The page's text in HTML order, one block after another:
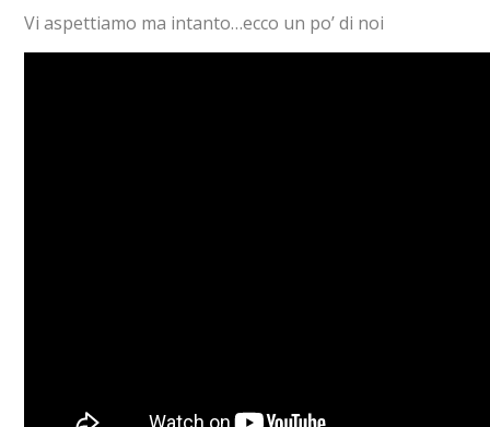
Vi aspettiamo ma intanto…ecco un po’ di noi